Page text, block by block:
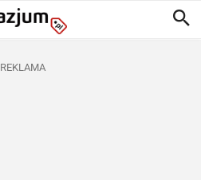
REKLAMA